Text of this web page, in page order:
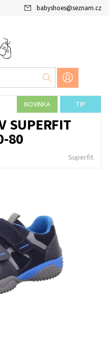
babyshoes@seznam.cz
NOVINKA TIP
SUPERFIT
80
Superfit